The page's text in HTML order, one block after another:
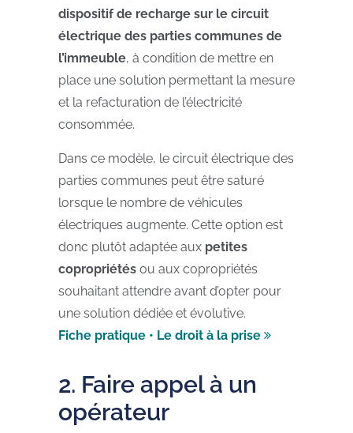
dispositif de recharge sur le circuit
électrique des parties communes de
l’immeuble, à condition de mettre en
place une solution permettant la mesure
et la refacturation de l’électricité
consommée.
Dans ce modèle, le circuit électrique des
parties communes peut être saturé
lorsque le nombre de véhicules
électriques augmente. Cette option est
donc plutôt adaptée aux petites
copropriétés ou aux copropriétés
souhaitant attendre avant d’opter pour
une solution dédiée et évolutive.
Fiche pratique • Le droit à la prise
2. Faire appel à un
opérateur